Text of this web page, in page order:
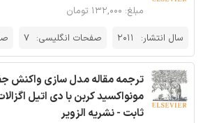
مبلغ: ۱۳۲,۰۰۰ تومان
سال انتشار:
2011 صفحات انگلیسی: 7
ترجمه مقاله مدل سازی واکنش
مونواکسید کربن با دی اتیل
ثابت - نشریه الزویر